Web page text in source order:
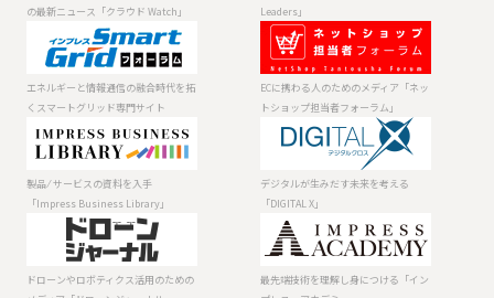
ュース「クラウ
エネルギーと情
報通信の融合時
代を拓くスマー
トグリッド専門
ECに携わる人の
ためのメディア
「ネットショッ
プ担当者フォー
製品 ⁄ サービスの
資料を入手
「Impress
Business
Library」
デジタルが生み
だす未来を考え
る「DIGITAL X」
ドローンやロボ
ティクス活用の
ためのメディア
最先端技術を理
解し身につける
「インプレス・
の最新ニュース「クラウド Watch」
Leaders」
エネルギーと情報通信の融合時代を拓
くスマートグリッド専門サイト
ECに携わる人のためのメディア「ネッ
トショップ担当者フォーラム」
製品 ⁄ サービスの資料を入手
「Impress Business Library」
デジタルが生みだす未来を考える
「DIGITAL X」
ドローンやロボティクス活用のための
最先端技術を理解し身につける「イン